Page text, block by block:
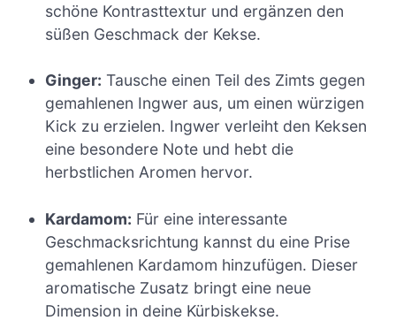
schöne Kontrasttextur und ergänzen den
süßen Geschmack der Kekse.
Ginger: Tausche einen Teil des Zimts gegen
gemahlenen Ingwer aus, um einen würzigen
Kick zu erzielen. Ingwer verleiht den Keksen
eine besondere Note und hebt die
herbstlichen Aromen hervor.
Kardamom: Für eine interessante
Geschmacksrichtung kannst du eine Prise
gemahlenen Kardamom hinzufügen. Dieser
aromatische Zusatz bringt eine neue
Dimension in deine Kürbiskekse.